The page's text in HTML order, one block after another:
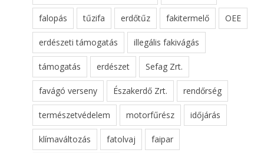
falopás tűzifa erdőtűz fakitermelő OEE
erdészeti támogatás illegális fakivágás
támogatás erdészet Sefag Zrt.
favágó verseny Északerdő Zrt. rendőrség
természetvédelem motorfűrész időjárás
klímaváltozás fatolvaj faipar